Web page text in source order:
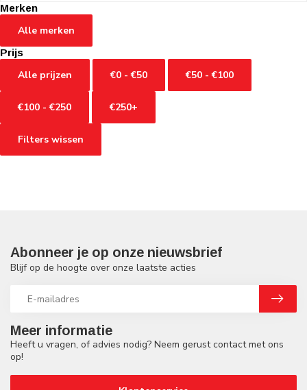
Merken
Alle merken
Prijs
Alle prijzen €0 - €50 €50 - €100
€100 - €250 €250+
Filters wissen
Meer informatie
Heeft u vragen, of advies nodig? Neem gerust contact met ons
op!
Abonneer je op onze nieuwsbrief
Blijf op de hoogte over onze laatste acties